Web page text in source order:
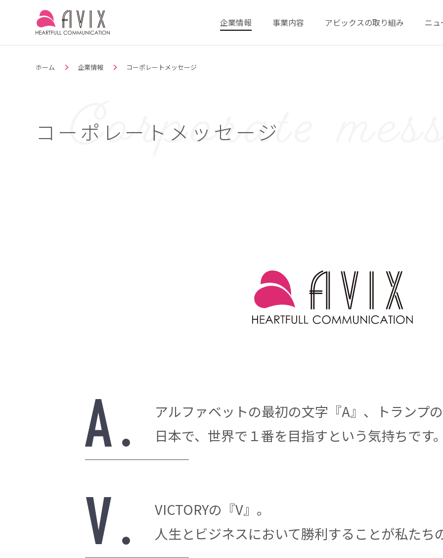
企業情報 事業内容 アビックスの取り組み ニュ
ホーム 企業情報 コーポレートメッセージ
コーポレートメッセージ
アルファベットの最初の文字『A』、トランプの
日本で、世界で１番を目指すという気持ちです。
VICTORYの『V』。
人生とビジネスにおいて勝利することが私たち